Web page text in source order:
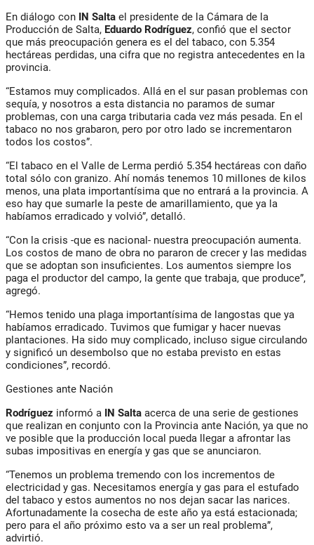
En diálogo con IN Salta el presidente de la Cámara de la
Producción de Salta, Eduardo Rodríguez, confió que el sector
que más preocupación genera es el del tabaco, con 5.354
hectáreas perdidas, una cifra que no registra antecedentes en la
provincia.
“Estamos muy complicados. Allá en el sur pasan problemas con
sequía, y nosotros a esta distancia no paramos de sumar
problemas, con una carga tributaria cada vez más pesada. En el
tabaco no nos grabaron, pero por otro lado se incrementaron
todos los costos”.
“El tabaco en el Valle de Lerma perdió 5.354 hectáreas con daño
total sólo con granizo. Ahí nomás tenemos 10 millones de kilos
menos, una plata importantísima que no entrará a la provincia. A
eso hay que sumarle la peste de amarillamiento, que ya la
habíamos erradicado y volvió”, detalló.
“Con la crisis -que es nacional- nuestra preocupación aumenta.
Los costos de mano de obra no pararon de crecer y las medidas
que se adoptan son insuficientes. Los aumentos siempre los
paga el productor del campo, la gente que trabaja, que produce”,
agregó.
“Hemos tenido una plaga importantísima de langostas que ya
habíamos erradicado. Tuvimos que fumigar y hacer nuevas
plantaciones. Ha sido muy complicado, incluso sigue circulando
y significó un desembolso que no estaba previsto en estas
condiciones”, recordó.
Gestiones ante Nación
Rodríguez informó a IN Salta acerca de una serie de gestiones
que realizan en conjunto con la Provincia ante Nación, ya que no
ve posible que la producción local pueda llegar a afrontar las
subas impositivas en energía y gas que se anunciaron.
“Tenemos un problema tremendo con los incrementos de
electricidad y gas. Necesitamos energía y gas para el estufado
del tabaco y estos aumentos no nos dejan sacar las narices.
Afortunadamente la cosecha de este año ya está estacionada;
pero para el año próximo esto va a ser un real problema”,
advirtió.